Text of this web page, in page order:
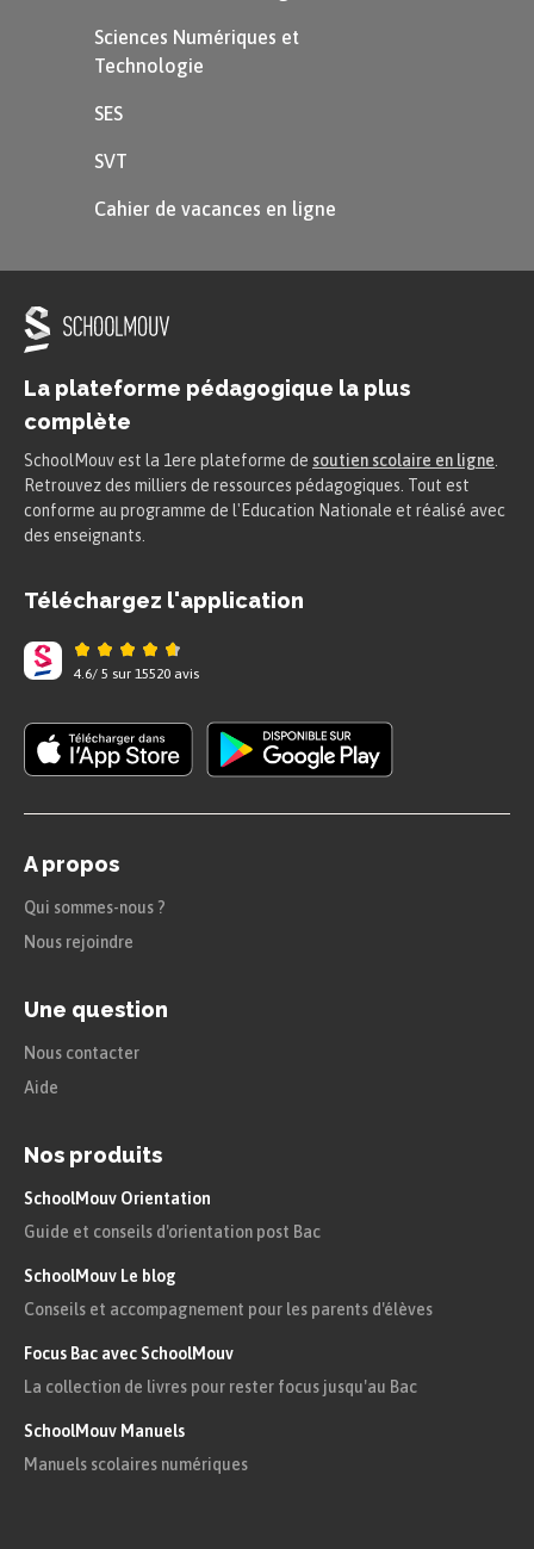
Sciences Numériques et
Technologie
SES
SVT
Cahier de vacances en ligne
La plateforme pédagogique la plus
complète
SchoolMouv est la 1ere plateforme de soutien scolaire en ligne
Retrouvez des milliers de ressources pédagogiques. Tout est
conforme au programme de l'Education Nationale et réalisé avec
des enseignants.
Téléchargez l'application
4.6/ 5 sur 15520 avis
A propos
Qui sommes-nous ?
Nous rejoindre
Une question
Nous contacter
Aide
Nos produits
SchoolMouv Orientation
Guide et conseils d'orientation post Bac
SchoolMouv Le blog
Conseils et accompagnement pour les parents d'élèves
Focus Bac avec SchoolMouv
La collection de livres pour rester focus jusqu'au Bac
SchoolMouv Manuels
Manuels scolaires numériques